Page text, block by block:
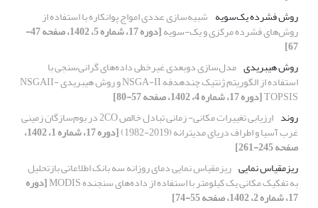
روش فشرده یک‌سویه شبیه‌سازی عددی امواج پوانکاره با استفاده از
روش‌های فشرده مرکزی و یک-سویه [دوره 17، شماره 5، 1402، صفحه 47-
67]
روش هیبریدی مدل‌سازی دوبعدی غیرخطی داده‌های گرانی‌سنجی با
استفاده از الگوریتم ژنتیک چند‌هدفه NSGA-II و روش هیبریدی NSGAII-
TOPSIS[دوره 17، شماره 4، 1402، صفحه 57-80]
روند
ارزیابی تغییرات مکانی- زمانی تبادل خالص 2CO در بوم‌سازگان زمینی
غرب آسیا و اطراف دریای مدیترانه (2019-1982) [دوره 17، شماره 1، 1402،
صفحه 245-261]
ریزمقیاس نمایی ریزمقیاس نمایی دمای روزانه سه بانک اطلاعاتی بازتحلیل
به تفکیک مکانی یک کیلومتر با استفاده از داده‌های سنجنده MODIS [دوره
17، شماره 2، 1402، صفحه 55-74]